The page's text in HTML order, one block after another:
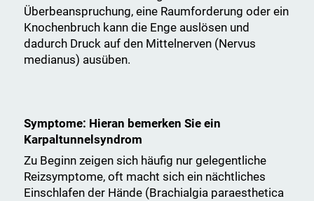
Überbeanspruchung, eine Raumforderung oder ein
Knochenbruch kann die Enge auslösen und
dadurch Druck auf den Mittelnerven (Nervus
medianus) ausüben.
Symptome: Hieran bemerken Sie ein
Karpaltunnelsyndrom
Zu Beginn zeigen sich häufig nur gelegentliche
Reizsymptome, oft macht sich ein nächtliches
Einschlafen der Hände (Brachialgia paraesthetica